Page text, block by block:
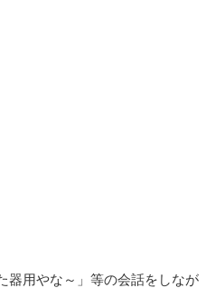
器用やな～」等の会話をしなが